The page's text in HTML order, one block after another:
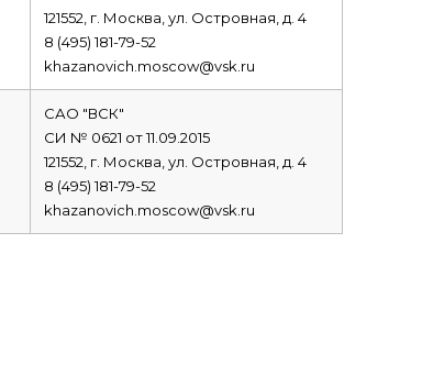
121552, г. Москва, ул. Островная, д. 4
8 (495) 181-79-52
khazanovich.moscow@vsk.ru
САО "ВСК"
СИ № 0621 от 11.09.2015
121552, г. Москва, ул. Островная, д. 4
8 (495) 181-79-52
khazanovich.moscow@vsk.ru